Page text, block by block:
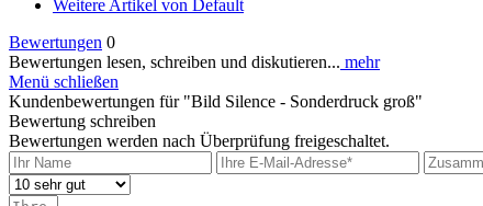
Weitere Artikel von Default
Bewertungen 0
Bewertungen lesen, schreiben und diskutieren... mehr
Menü schließen
Kundenbewertungen für "Bild Silence - Sonderdruck groß"
Bewertung schreiben
Bewertungen werden nach Überprüfung freigeschaltet.